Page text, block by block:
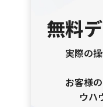
無料
実際の
お客様
ウハ